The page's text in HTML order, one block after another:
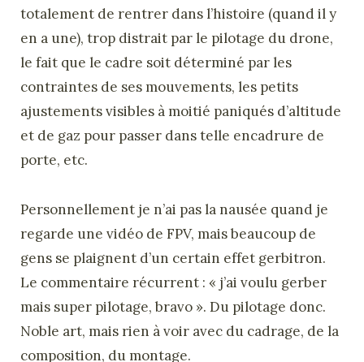
totalement de rentrer dans l’histoire (quand il y
en a une), trop distrait par le pilotage du drone,
le fait que le cadre soit déterminé par les
contraintes de ses mouvements, les petits
ajustements visibles à moitié paniqués d’altitude
et de gaz pour passer dans telle encadrure de
porte, etc.
Personnellement je n’ai pas la nausée quand je
regarde une vidéo de FPV, mais beaucoup de
gens se plaignent d’un certain effet gerbitron.
Le commentaire récurrent : « j’ai voulu gerber
mais super pilotage, bravo ». Du pilotage donc.
Noble art, mais rien à voir avec du cadrage, de la
composition, du montage.